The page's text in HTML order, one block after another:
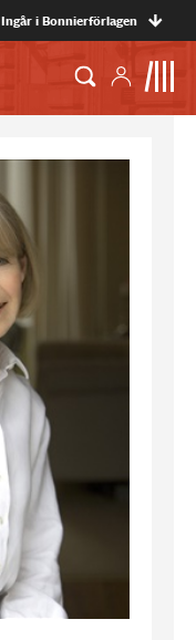
Ingår i Bonnierförlagen